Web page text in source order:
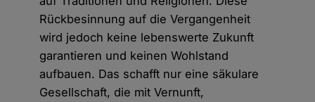
Rückbesinnung auf die Vergangenheit
wird jedoch keine lebenswerte Zukunft
garantieren und keinen Wohlstand
aufbauen. Das schafft nur eine säkulare
Gesellschaft, die mit Vernunft,